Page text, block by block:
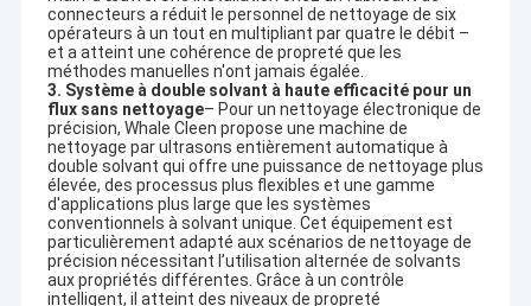
connecteurs a réduit le personnel de nettoyage de six
opérateurs à un tout en multipliant par quatre le débit –
et a atteint une cohérence de propreté que les
méthodes manuelles n'ont jamais égalée.
3. Système à double solvant à haute efficacité pour un
flux sans nettoyage– Pour un nettoyage électronique de
précision, Whale Cleen propose une machine de
nettoyage par ultrasons entièrement automatique à
double solvant qui offre une puissance de nettoyage plus
élevée, des processus plus flexibles et une gamme
d'applications plus large que les systèmes
conventionnels à solvant unique. Cet équipement est
particulièrement adapté aux scénarios de nettoyage de
précision nécessitant l’utilisation alternée de solvants
aux propriétés différentes. Grâce à un contrôle
intelligent, il atteint des niveaux de propreté